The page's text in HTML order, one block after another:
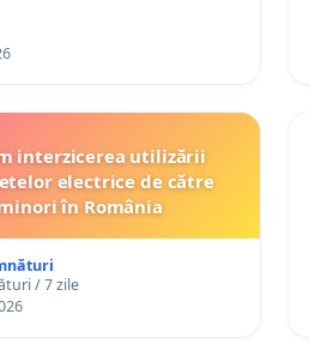
interzicerea utilizării
electrice de către
în România
/ 7 zile